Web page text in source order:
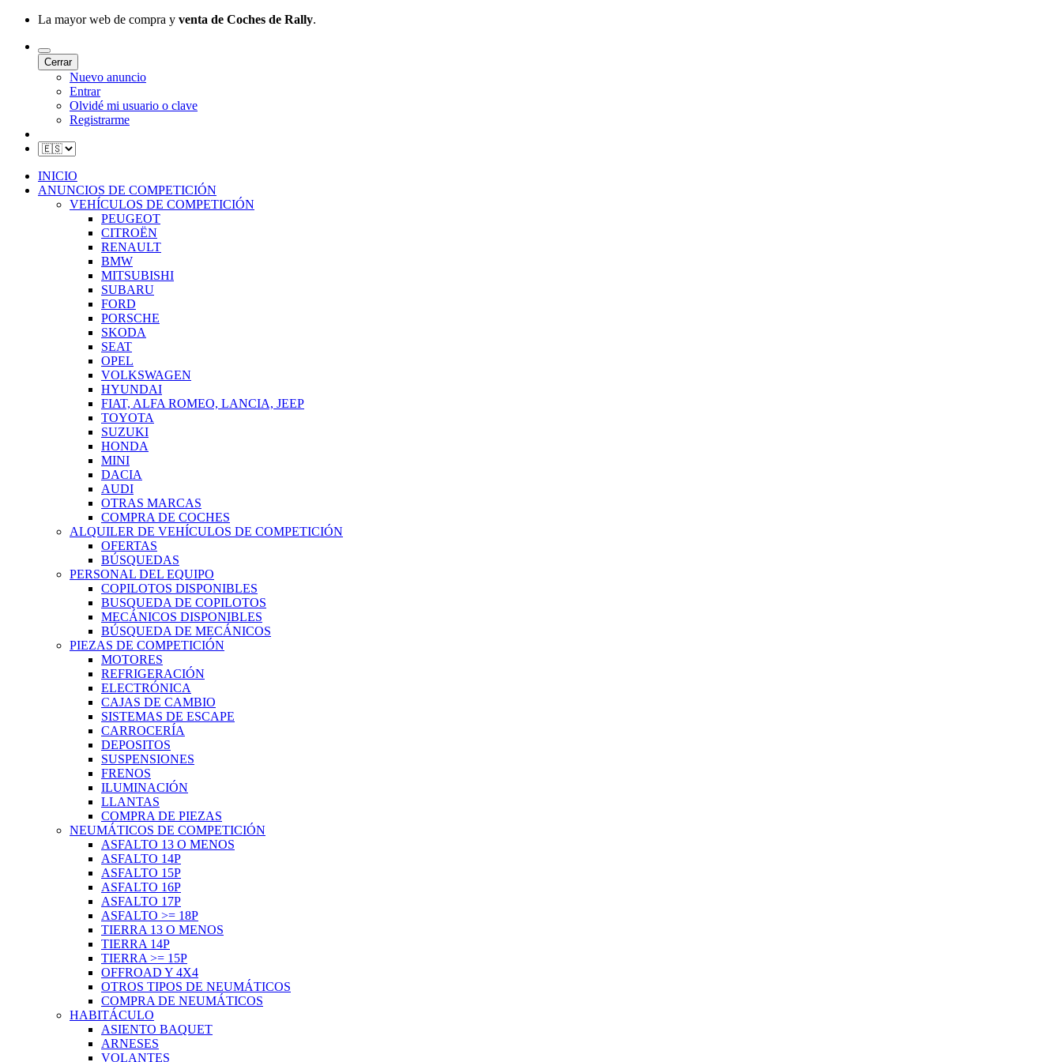
La mayor web de compra y venta de Coches de Rally.
Cerrar
Nuevo anuncio
Entrar
Olvidé mi usuario o clave
Registrarme
INICIO
ANUNCIOS DE COMPETICIÓN
VEHÍCULOS DE COMPETICIÓN
PEUGEOT
CITROËN
RENAULT
BMW
MITSUBISHI
SUBARU
FORD
PORSCHE
SKODA
SEAT
OPEL
VOLKSWAGEN
HYUNDAI
FIAT, ALFA ROMEO, LANCIA, JEEP
TOYOTA
SUZUKI
HONDA
MINI
DACIA
AUDI
OTRAS MARCAS
COMPRA DE COCHES
ALQUILER DE VEHÍCULOS DE COMPETICIÓN
OFERTAS
BÚSQUEDAS
PERSONAL DEL EQUIPO
COPILOTOS DISPONIBLES
BUSQUEDA DE COPILOTOS
MECÁNICOS DISPONIBLES
BÚSQUEDA DE MECÁNICOS
PIEZAS DE COMPETICIÓN
MOTORES
REFRIGERACIÓN
ELECTRÓNICA
CAJAS DE CAMBIO
SISTEMAS DE ESCAPE
CARROCERÍA
DEPOSITOS
SUSPENSIONES
FRENOS
ILUMINACIÓN
LLANTAS
COMPRA DE PIEZAS
NEUMÁTICOS DE COMPETICIÓN
ASFALTO 13 O MENOS
ASFALTO 14P
ASFALTO 15P
ASFALTO 16P
ASFALTO 17P
ASFALTO >= 18P
TIERRA 13 O MENOS
TIERRA 14P
TIERRA >= 15P
OFFROAD Y 4X4
OTROS TIPOS DE NEUMÁTICOS
COMPRA DE NEUMÁTICOS
HABITÁCULO
ASIENTO BAQUET
ARNESES
VOLANTES